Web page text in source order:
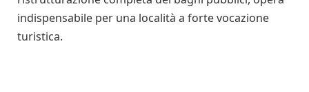
indispensabile per una località a forte vocazione
turistica.